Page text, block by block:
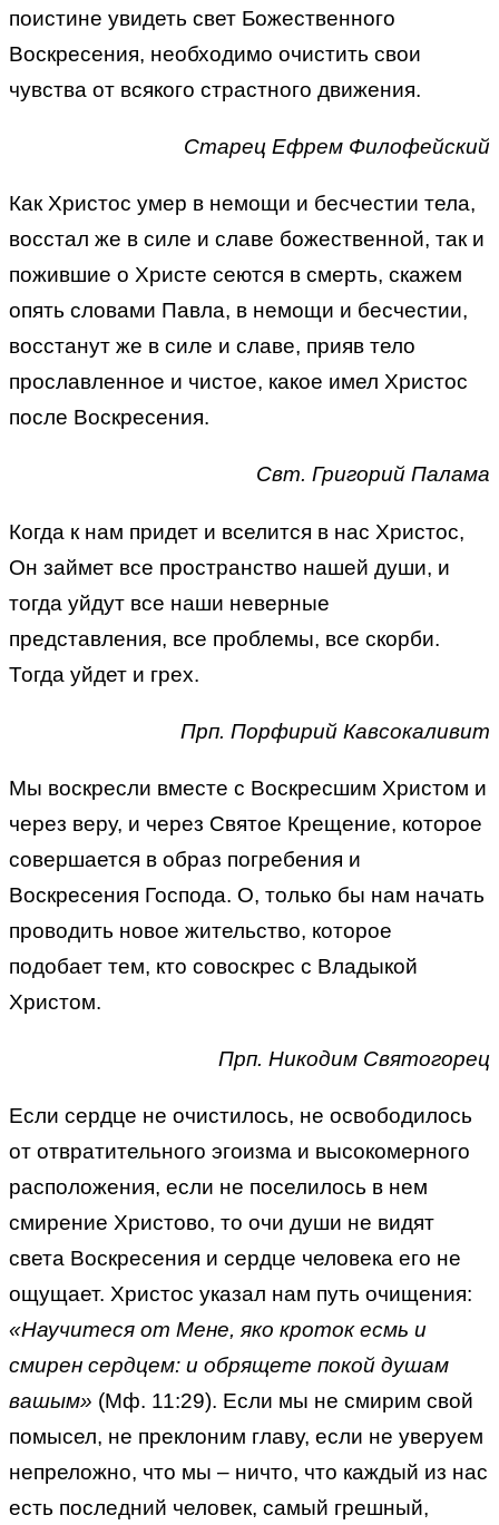
поистине увидеть свет Божественного
Воскресения, необходимо очистить свои
чувства от всякого страстного движения.
Старец Ефрем Филофейский
Как Христос умер в немощи и бесчестии тела,
восстал же в силе и славе божественной, так и
пожившие о Христе сеются в смерть, скажем
опять словами Павла, в немощи и бесчестии,
восстанут же в силе и славе, прияв тело
прославленное и чистое, какое имел Христос
после Воскресения.
Свт. Григорий Палама
Когда к нам придет и вселится в нас Христос,
Он займет все пространство нашей души, и
тогда уйдут все наши неверные
представления, все проблемы, все скорби.
Тогда уйдет и грех.
Прп. Порфирий Кавсокаливит
Мы воскресли вместе с Воскресшим Христом и
через веру, и через Святое Крещение, которое
совершается в образ погребения и
Воскресения Господа. О, только бы нам начать
проводить новое жительство, которое
подобает тем, кто совоскрес с Владыкой
Христом.
Прп. Никодим Святогорец
Если сердце не очистилось, не освободилось
от отвратительного эгоизма и высокомерного
расположения, если не поселилось в нем
смирение Христово, то очи души не видят
света Воскресения и сердце человека его не
ощущает. Христос указал нам путь очищения:
«Научитеся от Мене, яко кроток есмь и
смирен сердцем: и обрящете покой душам
вашым» (Мф. 11:29). Если мы не смирим свой
помысел, не преклоним главу, если не уверуем
непреложно, что мы – ничто, что каждый из нас
есть последний человек, самый грешный,